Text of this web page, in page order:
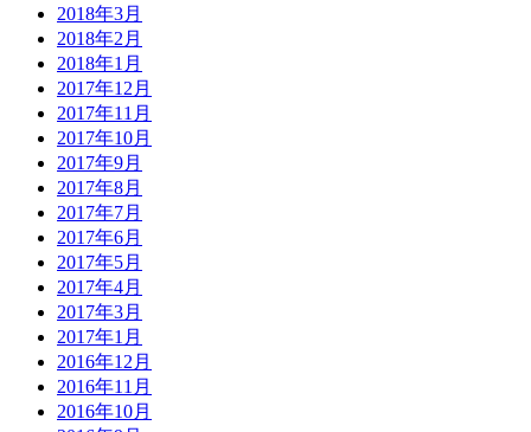
2018年3月
2018年2月
2018年1月
2017年12月
2017年11月
2017年10月
2017年9月
2017年8月
2017年7月
2017年6月
2017年5月
2017年4月
2017年3月
2017年1月
2016年12月
2016年11月
2016年10月